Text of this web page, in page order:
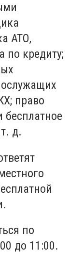
АТО,
по кредиту;
право
д.
по
до 11:00.